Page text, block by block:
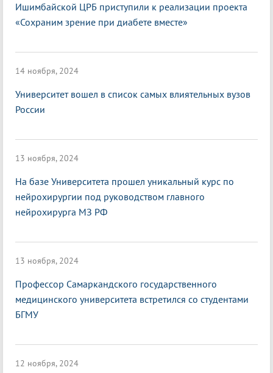
Ишимбайской ЦРБ приступили к реализации проекта
«Сохраним зрение при диабете вместе»
14 ноября, 2024
Университет вошел в список самых влиятельных вузов
России
13 ноября, 2024
На базе Университета прошел уникальный курс по
нейрохирургии под руководством главного
нейрохирурга МЗ РФ
13 ноября, 2024
Профессор Самаркандского государственного
медицинского университета встретился со студентами
БГМУ
12 ноября, 2024